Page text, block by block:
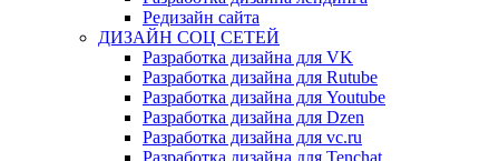
Редизайн сайта
ДИЗАЙН СОЦ СЕТЕЙ
Разработка дизайна для VK
Разработка дизайна для Rutube
Разработка дизайна для Youtube
Разработка дизайна для Dzen
Разработка дизайна для vc.ru
Разработка дизайна для Tenchat